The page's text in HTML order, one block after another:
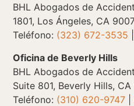
BHL Abogados de
1801, Los Ángeles, CA
Teléfono: (323) 672-3535
Oficina de Beverly Hills
BHL Abogados de
Suite 801, Beverly Hills, CA
Teléfono: (310) 620-9747